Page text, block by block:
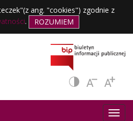
ang. "cookies") zgodnie z
. ROZUMIEM